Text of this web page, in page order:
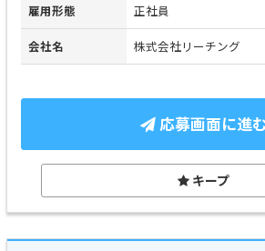
雇用形態 正社員
会社名 株式会社リーチング
応募画面に進
キープ